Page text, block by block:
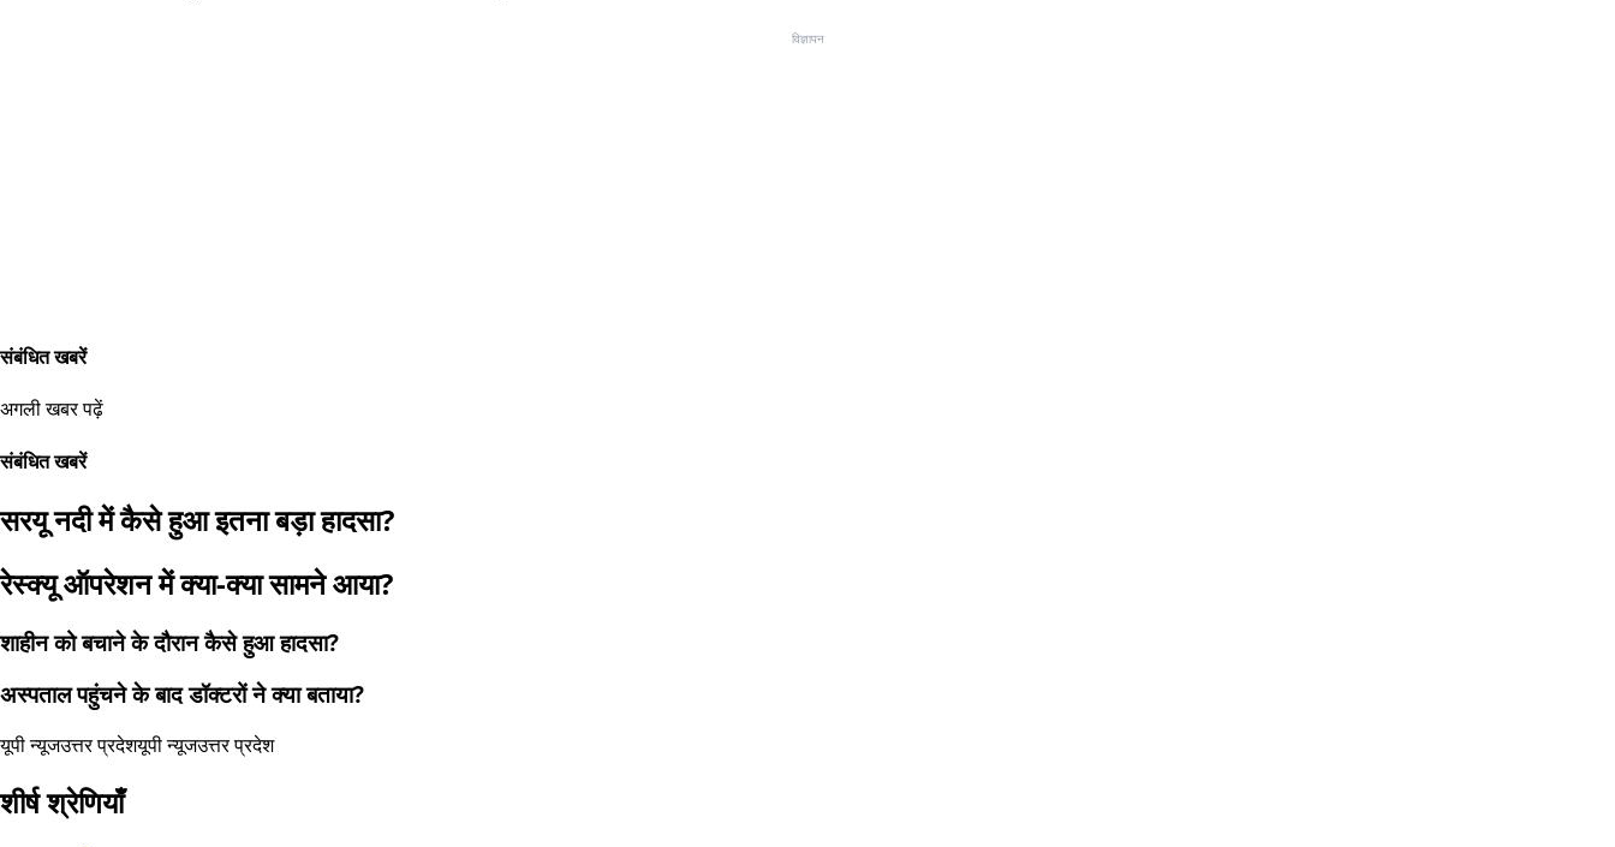
विज्ञापन
संबंधित खबरें
अगली खबर पढ़ें
संबंधित खबरें
सरयू नदी में कैसे हुआ इतना बड़ा हादसा?
रेस्क्यू ऑपरेशन में क्या-क्या सामने आया?
शाहीन को बचाने के दौरान कैसे हुआ हादसा?
अस्पताल पहुंचने के बाद डॉक्टरों ने क्या बताया?
यूपी न्यूजउत्तर प्रदेशयूपी न्यूजउत्तर प्रदेश
शीर्ष श्रेणियाँ